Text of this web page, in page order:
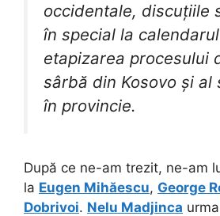
occidentale, discuțiile
în special la
etapizarea procesului
sârbă din Kosovo și al
în provincie.
După ce ne-am trezit, ne-am
la Eugen Mihăescu, George
Dobrivoi. Nelu Madjinca